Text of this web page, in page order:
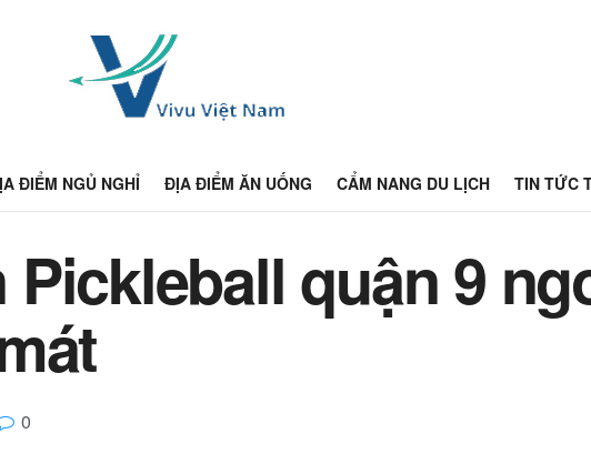
ĐIỂM NGỦ NGHỈ ĐỊA ĐIỂM ĂN UỐNG CẨM NANG DU LỊCH TIN TỨC
Pickleball quận 9
0